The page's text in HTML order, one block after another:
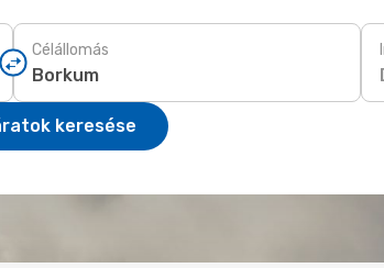
Célállomás
keresése